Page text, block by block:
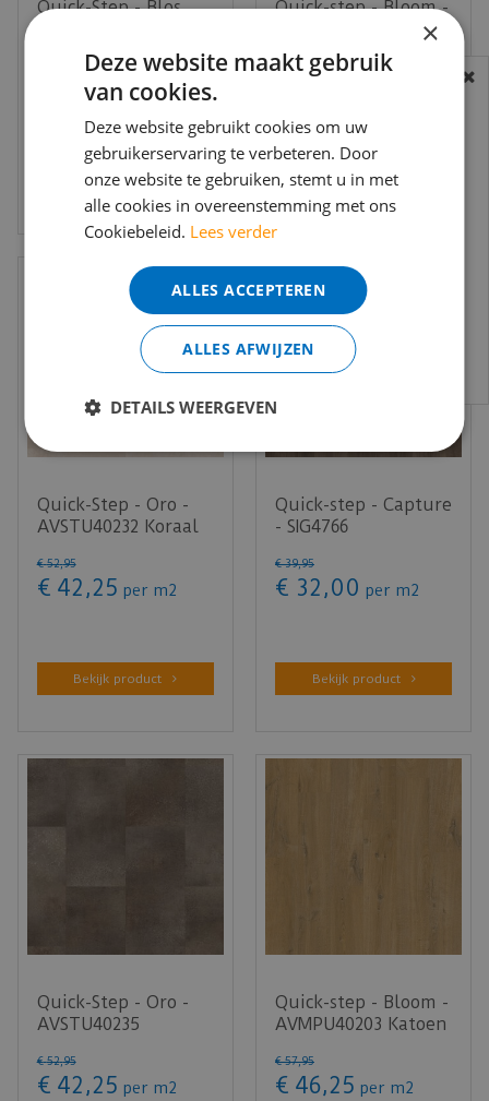
Quick-Step - Blos
Canyon eik beige
(Klik …
,95 per m2
Bekijk product
Quick-step - Bloom -
AVMPU40201 Katoen
koudgrijze eik
(Klik…
€ 57,95
Bekijk product
Quick-Step - Oro -
AVSTU40232 Koraal
€ 52,95
€ 42 ,25 per m2
Bekijk product
Quick-step - Capture
- SIG4766
bruin (Lamin…
€ 39,95
€ 32 ,00 per m2
Bekijk product
Quick-Step - Oro -
AVSTU40235
(Klik PVC)
€ 52,95
€ 42 ,25 per m2
Quick-step - Bloom -
AVMPU40203 Katoen
(…
€ 57,95
€ 46,25 per m2
BEREIKBAARHEID
In verband met de vakantie periode zijn wij
t/m 14 augustus telefonisch helaas niet
bereikbaar.
Bestelling worden uiteraard verwerkt
echter iets minder snel dan wat je van ons
gewend bent.
Voor vragen kan je ons bereiken via
info@merkvloerenwinkel.nl
×
Deze website maakt gebruik
van cookies.
Deze website gebruikt cookies om uw
gebruikerservaring te verbeteren. Door
onze website te gebruiken, stemt u in met
alle cookies in overeenstemming met ons
Cookiebeleid. Lees verder
ALLES ACCEPTEREN
ALLES AFWIJZEN
DETAILS WEERGEVEN